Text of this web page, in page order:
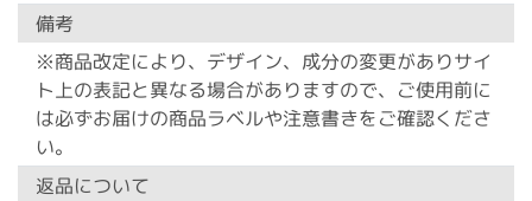
備考
※商品改定により、デザイン、成分の変更がありサイ
ト上の表記と異なる場合がありますので、ご使用前に
は必ずお届けの商品ラベルや注意書きをご確認くださ
い。
返品について